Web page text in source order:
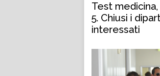
Test
5. Chiusi i
interessati